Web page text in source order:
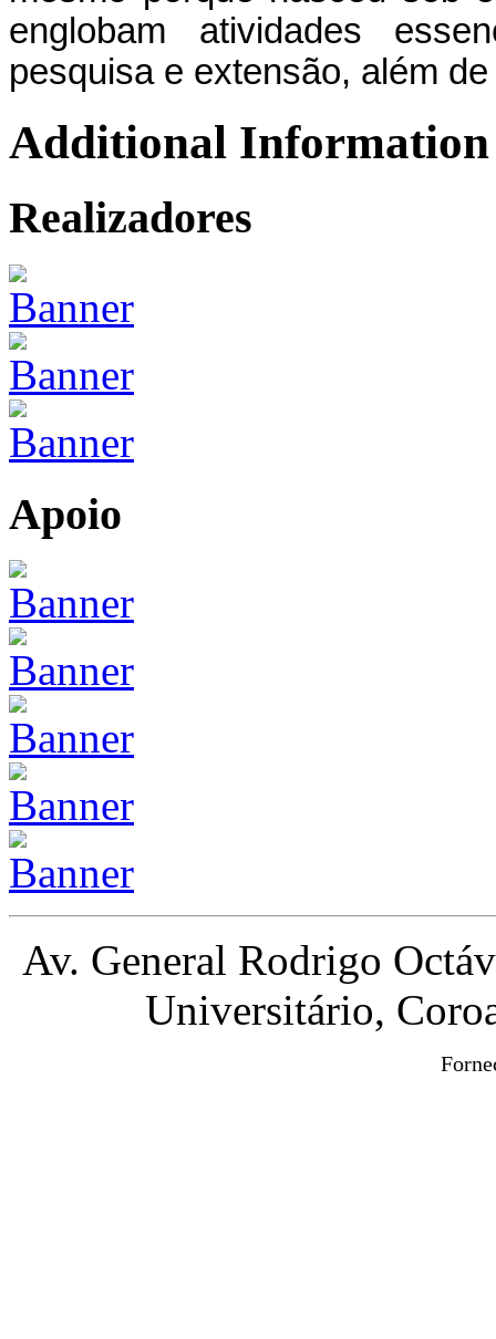
englobam atividades
pesquisa e extensão, além
Additional Information
Realizadores
Apoio
Av. General Rodrigo
Universitário,